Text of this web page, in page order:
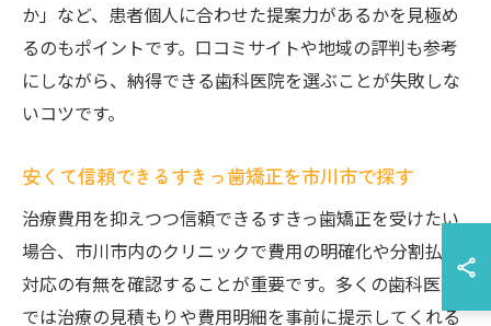
か」など、患者個人に合わせた提案力があるかを見極め
るのもポイントです。口コミサイトや地域の評判も参考
にしながら、納得できる歯科医院を選ぶことが失敗しな
いコツです。
安くて信頼できるすきっ歯矯正を市川市で探す
治療費用を抑えつつ信頼できるすきっ歯矯正を受けたい
場合、市川市内のクリニックで費用の明確化や分割払い
対応の有無を確認することが重要です。多くの歯科医院
では治療の見積もりや費用明細を事前に提示してくれる